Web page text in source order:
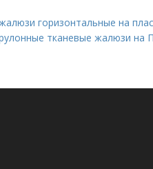
горизонтальные на
тканевые жалюзи на